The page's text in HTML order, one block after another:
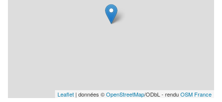
Leaflet | données ©OpenStreetMap/ODbL - renduOSM France